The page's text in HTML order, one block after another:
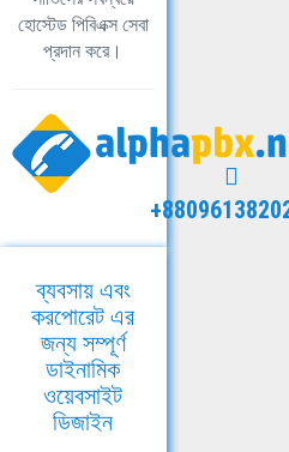
হোস্টেড পিবিএক্স সেবা
প্রদান করে।
ব্যবসায় এবং
করপোরেট এর
জন্য সম্পূর্ণ
ডাইনামিক
ওয়েবসাইট
ডিজাইন